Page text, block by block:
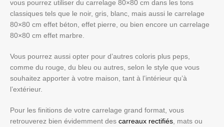
vous pourrez utiliser du carrelage 80×80 cm dans les tons
classiques tels que le noir, gris, blanc, mais aussi le carrelage
80×80 cm effet béton, effet pierre, ou bien encore un carrelage
80×80 cm effet marbre.
Vous pourrez aussi opter pour d’autres coloris plus peps,
comme du rouge, du bleu ou autres, selon le style que vous
souhaitez apporter à votre maison, tant à l’intérieur qu’à
l’extérieur.
Pour les finitions de votre carrelage grand format, vous
retrouverez bien évidemment des carreaux rectifiés , mats ou